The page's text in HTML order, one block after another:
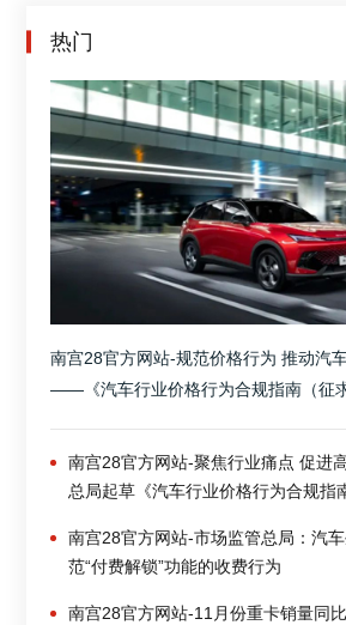
热门
南宫28官方网站-规范价格行为 推动汽
——《汽车行业价格行为合规指南（征
南宫28官方网站-聚焦行业痛点 促进
总局起草《汽车行业价格行为合规指
南宫28官方网站-市场监管总局：汽
范“付费解锁”功能的收费行为
南宫28官方网站-11月份重卡销量同